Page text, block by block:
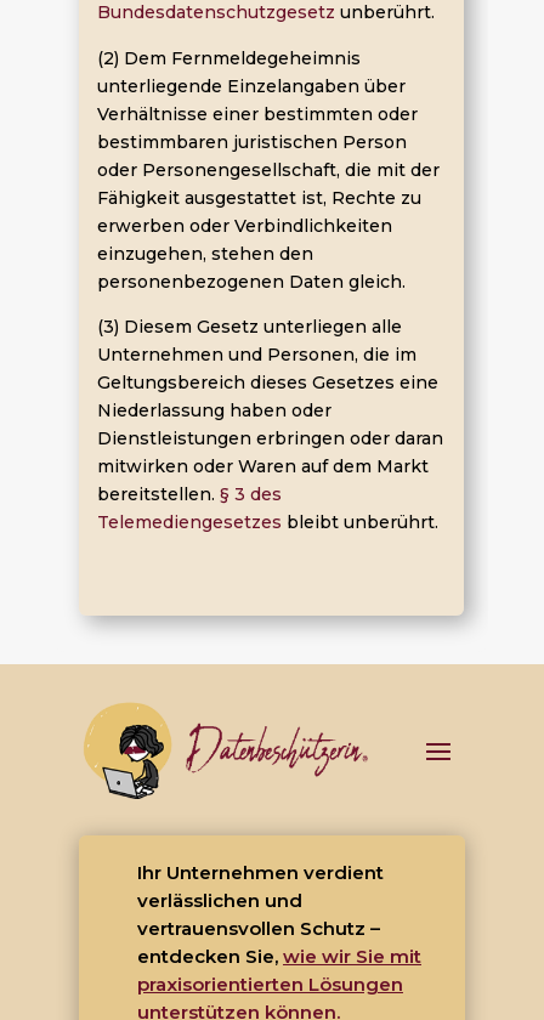
Bundesdatenschutzgesetz unberührt.
(2) Dem Fernmeldegeheimnis
unterliegende Einzelangaben über
Verhältnisse einer bestimmten oder
bestimmbaren juristischen Person
oder Personengesellschaft, die mit der
Fähigkeit ausgestattet ist, Rechte zu
erwerben oder Verbindlichkeiten
einzugehen, stehen den
personenbezogenen Daten gleich.
(3) Diesem Gesetz unterliegen alle
Unternehmen und Personen, die im
Geltungsbereich dieses Gesetzes eine
Niederlassung haben oder
Dienstleistungen erbringen oder daran
mitwirken oder Waren auf dem Markt
bereitstellen. § 3 des
Telemediengesetzes bleibt unberührt.
Ihr Unternehmen verdient
verlässlichen und
vertrauensvollen Schutz –
entdecken Sie, wie wir Sie mit
praxisorientierten Lösungen
unterstützen können.